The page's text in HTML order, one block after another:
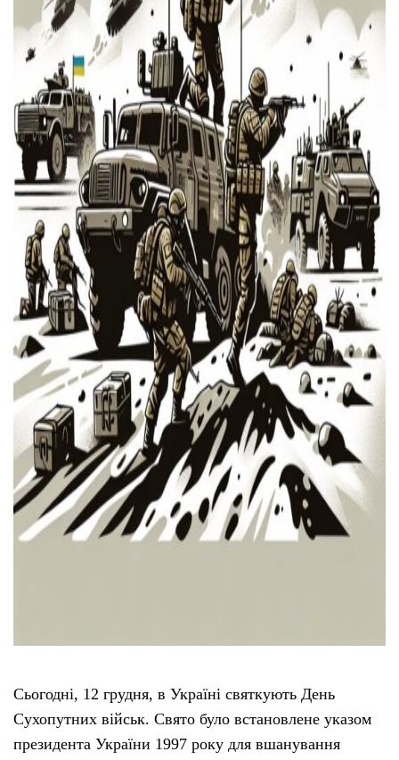
Сьогодні, 12 грудня, в Україні святкують День
Сухопутних військ. Свято було встановлене указом
президента України 1997 року для вшанування